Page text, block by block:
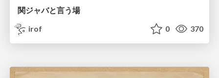
関ジャバと言う場
irof
0 370